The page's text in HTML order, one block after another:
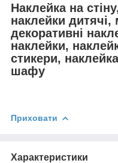
Наклейка на
наклейки дитячі,
декоративні
наклейки,
стикери,
шафу
Приховати
Характеристики